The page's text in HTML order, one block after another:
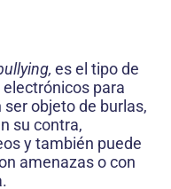
es el tipo de
para
objeto de burlas,
su contra,
y también puede
amenazas o con